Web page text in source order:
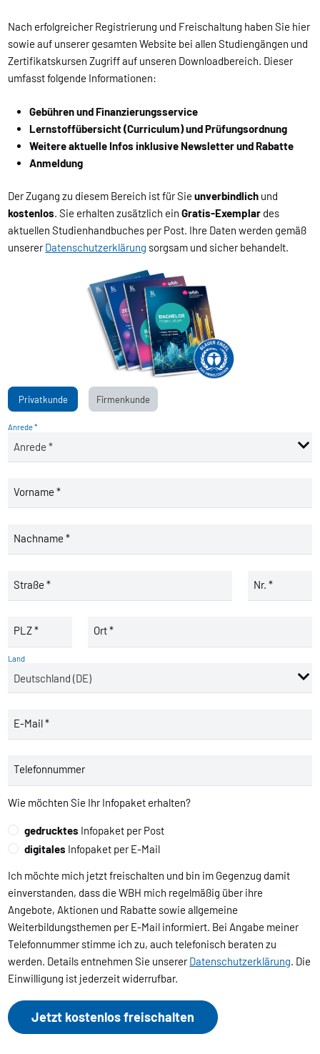
Nach erfolgreicher Registrierung und Freischaltung haben Sie hier
sowie auf unserer gesamten Website bei allen Studiengängen und
Zertifikatskursen Zugriff auf unseren Downloadbereich. Dieser
umfasst folgende Informationen:
Gebühren und Finanzierungsservice
Lernstoffübersicht (Curriculum) und Prüfungsordnung
Weitere aktuelle Infos inklusive Newsletter und Rabatte
Anmeldung
Der Zugang zu diesem Bereich ist für Sieunverbindlich und
kostenlos. Sie erhalten zusätzlich einGratis-Exemplar des
aktuellen Studienhandbuches per Post. Ihre Daten werden gemäß
unsererDatenschutzerklärung sorgsam und sicher behandelt.
Privatkunde Firmenkunde
Anrede *
Vorname *
Nachname *
Straße * Nr. *
PLZ * Ort *
Land
E-Mail *
Telefonnummer
Wie möchten Sie Ihr Infopaket erhalten?
gedrucktes Infopaket per Post
digitales Infopaket per E-Mail
Ich möchte mich jetzt freischalten und bin im Gegenzug damit
einverstanden, dass die WBH mich regelmäßig über ihre
Angebote, Aktionen und Rabatte sowie allgemeine
Weiterbildungsthemen per E-Mail informiert. Bei Angabe meiner
Telefonnummer stimme ich zu, auch telefonisch beraten zu
werden. Details entnehmen Sie unsererDatenschutzerklärung. Die
Einwilligung ist jederzeit widerrufbar.
Jetzt kostenlos freischalten